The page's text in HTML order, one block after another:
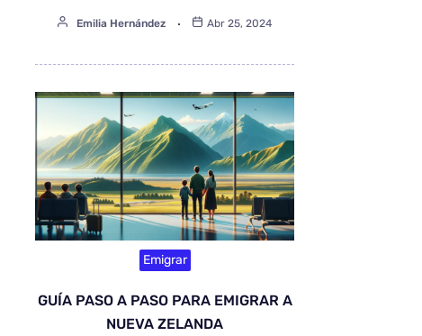
Emilia Hernández Abr 25, 2024
Emigrar
GUÍA PASO A PASO PARA EMIGRAR A
NUEVA ZELANDA